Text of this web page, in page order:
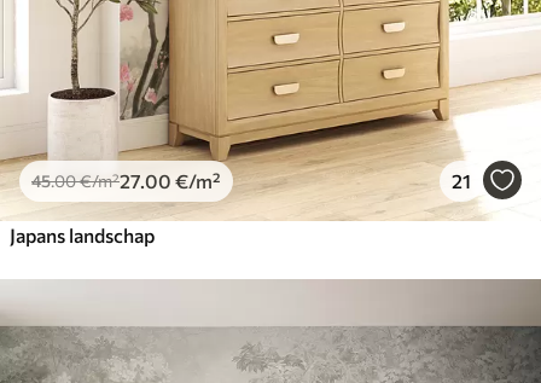
45.00€/m²27.00 €/m² 21
Japans landschap